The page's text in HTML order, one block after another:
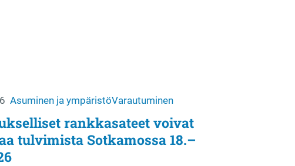
Asuminen ja ympäristöVarautuminen
rankkasateet voivat
tulvimista Sotkamossa 18.–